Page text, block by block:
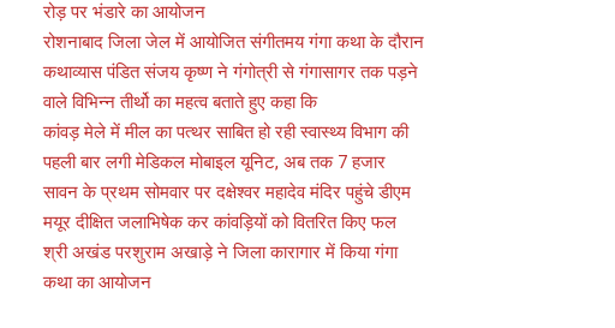
रोड़ पर भंडारे का आयोजन
रोशनाबाद जिला जेल में आयोजित संगीतमय गंगा कथा के दौरान
कथाव्यास पंडित संजय कृष्ण ने गंगोत्री से गंगासागर तक पड़ने
वाले विभिन्न तीर्थो का महत्व बताते हुए कहा कि
कांवड़ मेले में मील का पत्थर साबित हो रही स्वास्थ्य विभाग की
पहली बार लगी मेडिकल मोबाइल यूनिट, अब तक 7 हजार
सावन के प्रथम सोमवार पर दक्षेश्वर महादेव मंदिर पहुंचे डीएम
मयूर दीक्षित जलाभिषेक कर कांवड़ियों को वितरित किए फल
श्री अखंड परशुराम अखाड़े ने जिला कारागार में किया गंगा
कथा का आयोजन